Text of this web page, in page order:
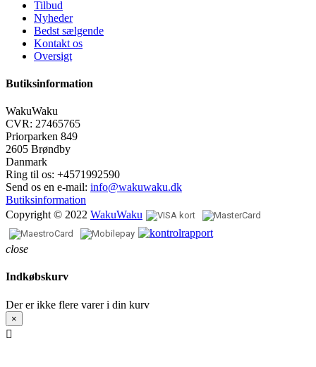
Tilbud
Nyheder
Bedst sælgende
Kontakt os
Oversigt
Butiksinformation
WakuWaku
CVR: 27465765
Priorparken 849
2605 Brøndby
Danmark
Ring til os: +4571992590
Send os en e-mail: info@wakuwaku.dk
Butiksinformation
Copyright © 2022 WakuWaku
close
Indkøbskurv
Der er ikke flere varer i din kurv
×
